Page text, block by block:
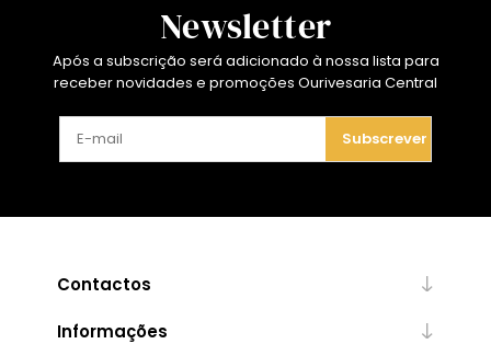
Newsletter
Após a subscrição será adicionado à nossa lista para
receber novidades e promoções Ourivesaria Central
Subscrever
Contactos
Informações